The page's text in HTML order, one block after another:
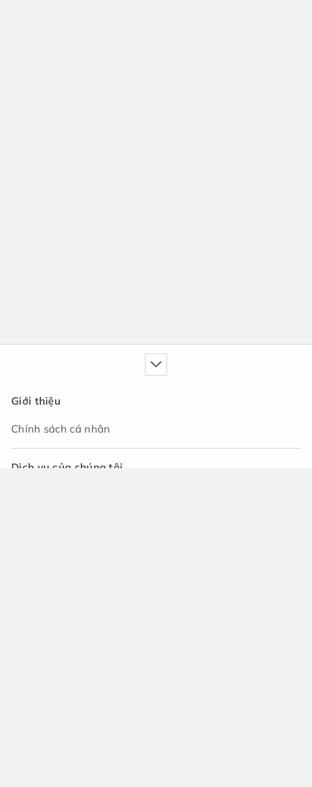
Giới thiệu
Chính sách cá nhân
Dịch vụ của chúng tôi